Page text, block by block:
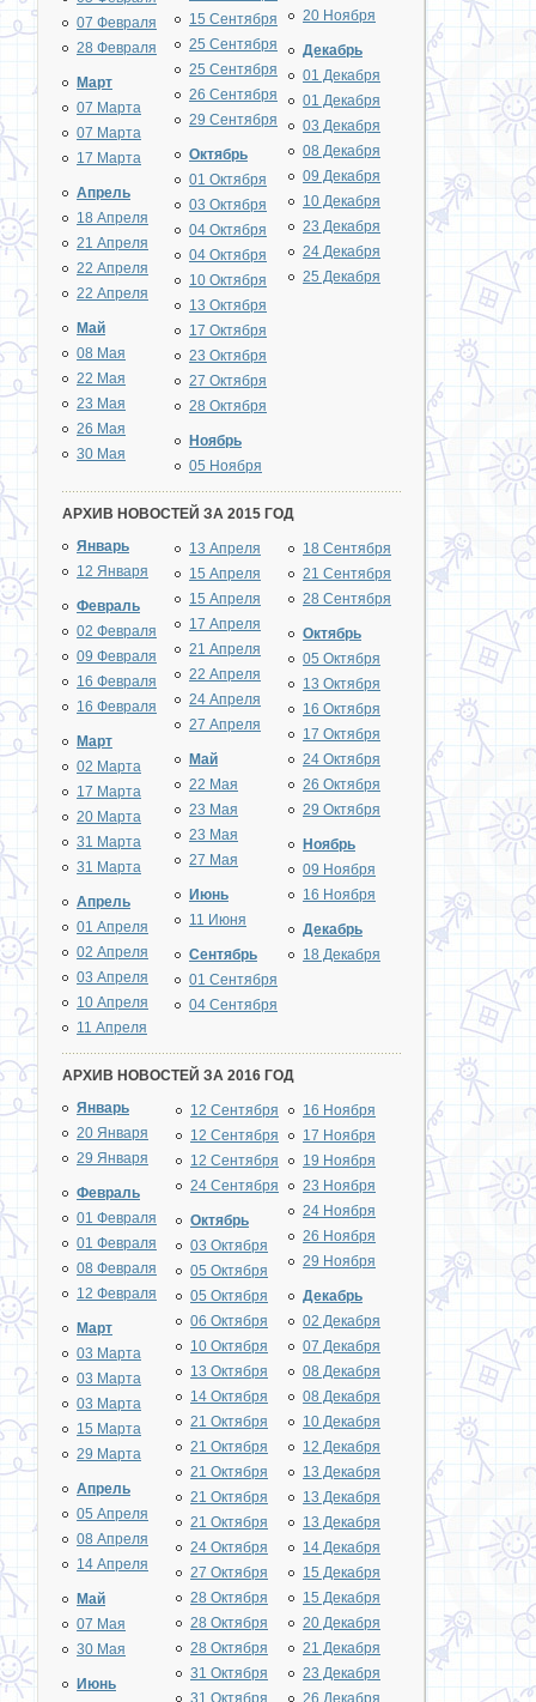
07 Февраля
28 Февраля
Март
07 Марта
07 Марта
17 Марта
Апрель
18 Апреля
21 Апреля
22 Апреля
22 Апреля
Май
08 Мая
22 Мая
23 Мая
26 Мая
30 Мая
15 Сентября
25 Сентября
25 Сентября
26 Сентября
29 Сентября
Октябрь
01 Октября
03 Октября
04 Октября
04 Октября
10 Октября
13 Октября
17 Октября
23 Октября
27 Октября
28 Октября
Ноябрь
05 Ноября
20 Ноября
Декабрь
01 Декабря
01 Декабря
03 Декабря
08 Декабря
09 Декабря
10 Декабря
23 Декабря
24 Декабря
25 Декабря
АРХИВ НОВОСТЕЙ ЗА 2015 ГОД
Январь
12 Января
Февраль
02 Февраля
09 Февраля
16 Февраля
16 Февраля
Март
02 Марта
17 Марта
20 Марта
31 Марта
31 Марта
Апрель
01 Апреля
02 Апреля
03 Апреля
10 Апреля
11 Апреля
13 Апреля
15 Апреля
15 Апреля
17 Апреля
21 Апреля
22 Апреля
24 Апреля
27 Апреля
Май
22 Мая
23 Мая
23 Мая
27 Мая
Июнь
11 Июня
Сентябрь
01 Сентября
04 Сентября
18 Сентября
21 Сентября
28 Сентября
Октябрь
05 Октября
13 Октября
16 Октября
17 Октября
24 Октября
26 Октября
29 Октября
Ноябрь
09 Ноября
16 Ноября
Декабрь
18 Декабря
АРХИВ НОВОСТЕЙ ЗА 2016 ГОД
Январь
20 Января
29 Января
Февраль
01 Февраля
01 Февраля
08 Февраля
12 Февраля
Март
03 Марта
03 Марта
03 Марта
15 Марта
29 Марта
Апрель
05 Апреля
08 Апреля
14 Апреля
Май
07 Мая
30 Мая
Июнь
12 Сентября
12 Сентября
12 Сентября
24 Сентября
Октябрь
03 Октября
05 Октября
05 Октября
06 Октября
10 Октября
13 Октября
14 Октября
21 Октября
21 Октября
21 Октября
21 Октября
21 Октября
24 Октября
27 Октября
28 Октября
28 Октября
28 Октября
31 Октября
31 Октября
16 Ноября
17 Ноября
19 Ноября
23 Ноября
24 Ноября
26 Ноября
29 Ноября
Декабрь
02 Декабря
07 Декабря
08 Декабря
08 Декабря
10 Декабря
12 Декабря
13 Декабря
13 Декабря
13 Декабря
14 Декабря
15 Декабря
15 Декабря
20 Декабря
21 Декабря
23 Декабря
26 Декабря